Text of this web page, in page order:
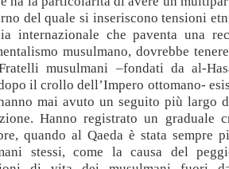
del quale si inseriscono tensioni
internazionale che paventa una
musulmano, dovrebbe
musulmani –fondati da al-
il crollo dell’Impero ottomano-
mai avuto un seguito più largo
Hanno registrato un graduale
quando al Qaeda è stata sempre
stessi, come la causa del